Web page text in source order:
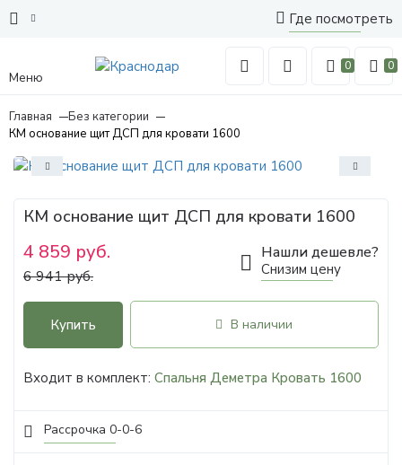
Где посмотреть
Меню
0 0
Главная
Без категории
КМ основание щит ДСП для кровати 1600
Рассрочка 0-0-6
КМ основание щит ДСП для кровати 1600
4 859 руб.
6 941 руб.
Нашли дешевле?
Снизим цену
Купить В наличии
Входит в комплект: Спальня Деметра Кровать 1600